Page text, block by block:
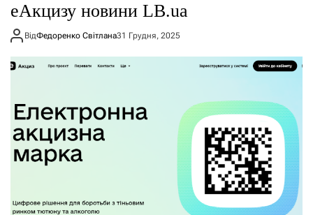
еАкцизу новини LB.ua
ВідФедоренко Світлана31 Грудня, 2025